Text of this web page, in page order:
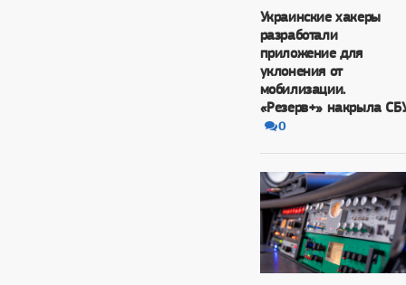
Украинские хакеры
разработали
приложение для
уклонения от
мобилизации.
«Резерв+» накрыла
0